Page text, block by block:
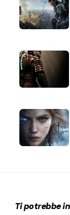
Ti potrebbe